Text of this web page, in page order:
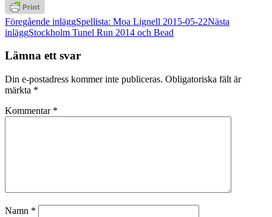
Inläggsnavigering
Föregående inläggSpellista: Moa Lignell 2015-05-22Nästa
inläggStockholm Tunel Run 2014 och Bead
Lämna ett svar
Din e-postadress kommer inte publiceras. Obligatoriska fält är
märkta *
Kommentar *
Namn *